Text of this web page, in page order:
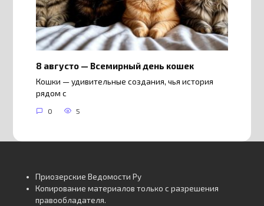
8 августо — Всемирный день кошек
Кошки — удивительные создания, чья история
рядом с
0 5
Приозерские Ведомости Ру
Копирование материалов только с разрешения
правообладателя.